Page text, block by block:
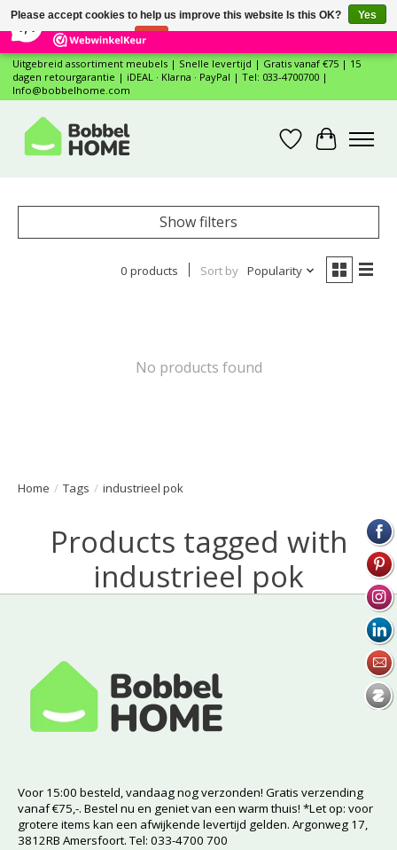
12 Reviews ×
Uitgebreid assortiment meubels | Snelle levertijd | Gratis vanaf €75 | 15
dagen retourgarantie | iDEAL · Klarna · PayPal | Tel: 033-4700700 |
Info@bobbelhome.com
WishlistCart
Home / Tags / industrieel pok
Products tagged with
industrieel pok
Show filters
0 products Sort by Popularity
No products found
Voor 15:00 besteld, vandaag nog verzonden! Gratis verzending
vanaf €75,-. Bestel nu en geniet van een warm thuis! *Let op: voor
grotere items kan een afwijkende levertijd gelden. Argonweg 17,
3812RB Amersfoort. Tel: 033-4700 700
Please accept cookies to help us improve this website Is this OK?
Yes
No